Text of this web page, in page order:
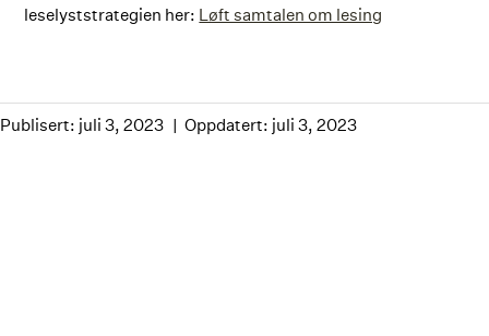
leselyststrategien her: Løft samtalen om lesing
Publisert: juli 3, 2023 Oppdatert: juli 3, 2023